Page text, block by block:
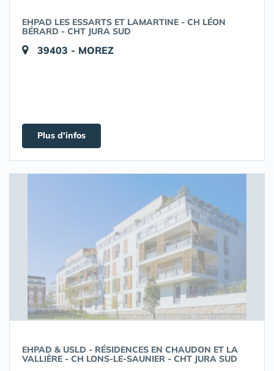
EHPAD LES ESSARTS ET LAMARTINE - CH LÉON
BÉRARD - CHT JURA SUD
39403 - MOREZ
Plus d'infos
EHPAD & USLD - RÉSIDENCES EN CHAUDON ET LA
VALLIÈRE - CH LONS-LE-SAUNIER - CHT JURA SUD